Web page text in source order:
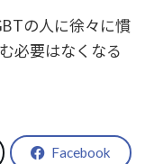
の人に徐々に慣
必要はなくなる
Facebook